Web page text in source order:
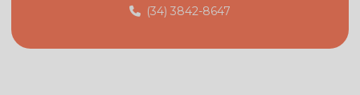
Fabricante de telhas cerâmicas
(34) 3842-8647